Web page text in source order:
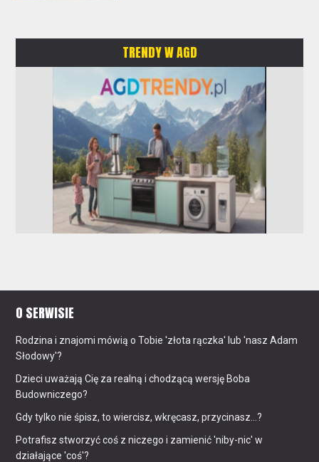
TRENDY W AGD
O SERWISIE
Rodzina i znajomi mówią o Tobie 'złota rączka' lub 'nasz Adam
Słodowy'?
Dzieci uważają Cię za realną i chodzącą wersję Boba
Budowniczego?
Gdy tylko nie śpisz, to wiercisz, wkręcasz, przycinasz...?
Potrafisz stworzyć coś z niczego i zamienić 'niby-nic' w
działające 'coś'?